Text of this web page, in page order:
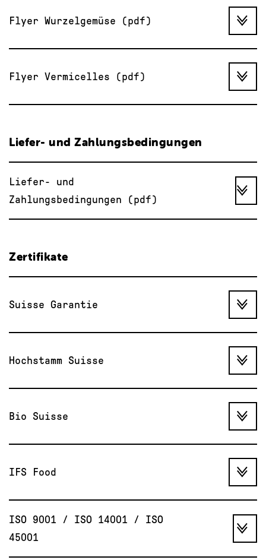
Flyer Wurzelgemüse (pdf)
Flyer Vermicelles (pdf)
Liefer- und Zahlungsbedingungen
Liefer- und
Zahlungsbedingungen (pdf)
Zertifikate
Suisse Garantie
Hochstamm Suisse
Bio Suisse
IFS Food
ISO 9001 / ISO 14001 / ISO
45001